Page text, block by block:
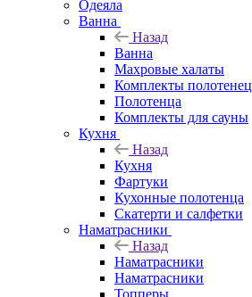
Одеяла
Ванна
Назад
Ванна
Махровые халаты
Комплекты полотенец
Полотенца
Комплекты для сауны
Кухня
Назад
Кухня
Фартуки
Кухонные полотенца
Скатерти и салфетки
Наматрасники
Назад
Наматрасники
Наматрасники
Топперы